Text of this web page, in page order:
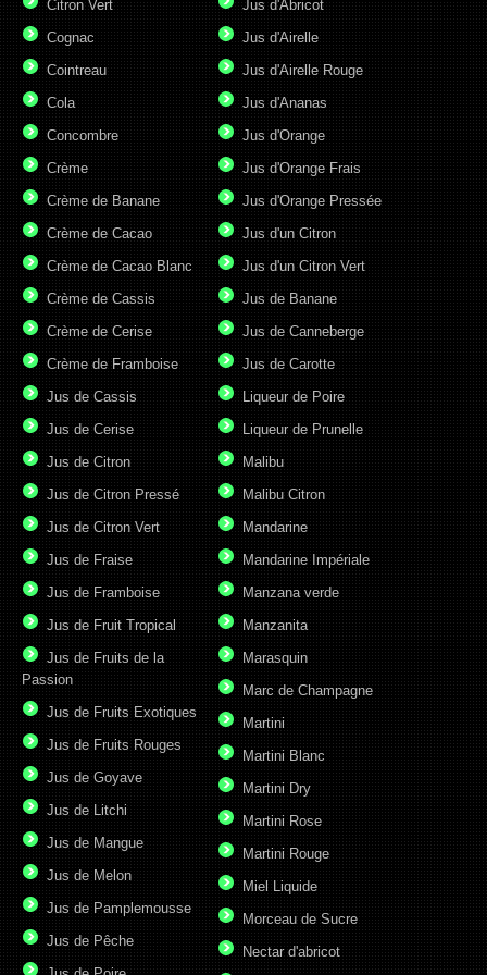
Citron Vert
Cognac
Cointreau
Cola
Concombre
Crème
Crème de Banane
Crème de Cacao
Crème de Cacao Blanc
Crème de Cassis
Crème de Cerise
Crème de Framboise
Jus d'Abricot
Jus d'Airelle
Jus d'Airelle Rouge
Jus d'Ananas
Jus d'Orange
Jus d'Orange Frais
Jus d'Orange Pressée
Jus d'un Citron
Jus d'un Citron Vert
Jus de Banane
Jus de Canneberge
Jus de Carotte
Jus de Cassis
Jus de Cerise
Jus de Citron
Jus de Citron Pressé
Jus de Citron Vert
Jus de Fraise
Jus de Framboise
Jus de Fruit Tropical
Jus de Fruits de la
Passion
Jus de Fruits Exotiques
Jus de Fruits Rouges
Jus de Goyave
Jus de Litchi
Jus de Mangue
Jus de Melon
Jus de Pamplemousse
Jus de Pêche
Liqueur de Poire
Liqueur de Prunelle
Malibu
Malibu Citron
Mandarine
Mandarine Impériale
Manzana verde
Manzanita
Marasquin
Marc de Champagne
Martini
Martini Blanc
Martini Dry
Martini Rose
Martini Rouge
Miel Liquide
Morceau de Sucre
Nectar d'abricot